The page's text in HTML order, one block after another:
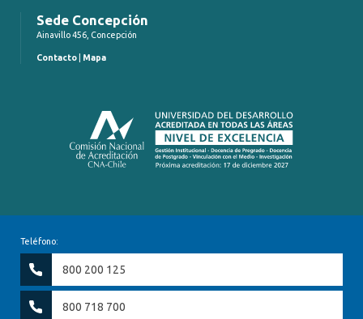
Sede Concepción
Ainavillo 456, Concepción
Contacto Mapa
Teléfono:
800 200 125
800 718 700